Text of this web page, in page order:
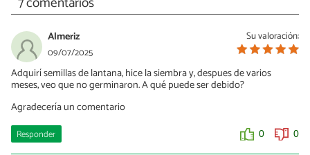
Su valoración:
Almeriz
09/07/2025
Adquirí semillas de lantana, hice la siembra y, despues de varios
meses, veo que no germinaron. A qué puede ser debido?
Agradecería un comentario
Responder 0 0